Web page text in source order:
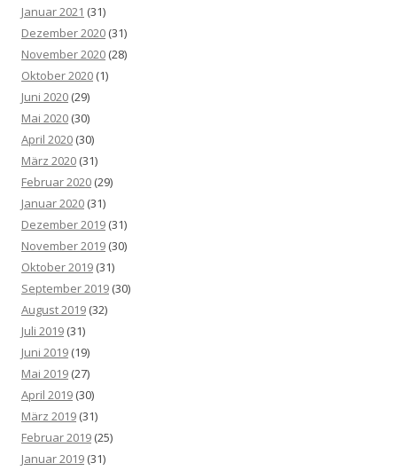
Januar 2021 (31)
Dezember 2020 (31)
November 2020 (28)
Oktober 2020 (1)
Juni 2020 (29)
Mai 2020 (30)
April 2020 (30)
März 2020 (31)
Februar 2020 (29)
Januar 2020 (31)
Dezember 2019 (31)
November 2019 (30)
Oktober 2019 (31)
September 2019 (30)
August 2019 (32)
Juli 2019 (31)
Juni 2019 (19)
Mai 2019 (27)
April 2019 (30)
März 2019 (31)
Februar 2019 (25)
Januar 2019 (31)